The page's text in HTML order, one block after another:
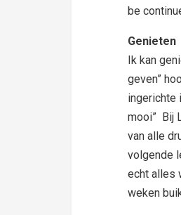
be
Genieten
Ik kan
geven”
ingerichte
mooi” Bij
van alle
volgende
echt alles
weken